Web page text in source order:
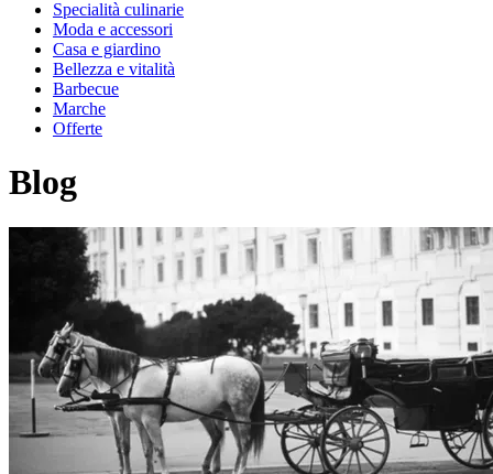
Specialità culinarie
Moda e accessori
Casa e giardino
Bellezza e vitalità
Barbecue
Marche
Offerte
Blog